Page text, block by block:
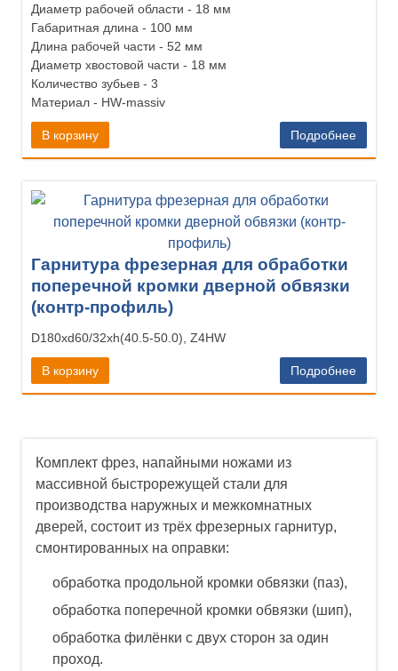
Диаметр рабочей области - 18 мм
Габаритная длина - 100 мм
Длина рабочей части - 52 мм
Диаметр хвостовой части - 18 мм
Количество зубьев - 3
Материал - HW-massiv
В корзину Подробнее
Гарнитура фрезерная для обработки
поперечной кромки дверной обвязки
(контр-профиль)
D180xd60/32xh(40.5-50.0), Z4HW
В корзину Подробнее
Комплект фрез, напайными ножами из
массивной быстрорежущей стали для
производства наружных и межкомнатных
дверей, состоит из трёх фрезерных гарнитур,
смонтированных на оправки:
обработка продольной кромки обвязки (паз),
обработка поперечной кромки обвязки (шип),
обработка филёнки с двух сторон за один
проход.